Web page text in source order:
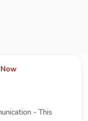
- This